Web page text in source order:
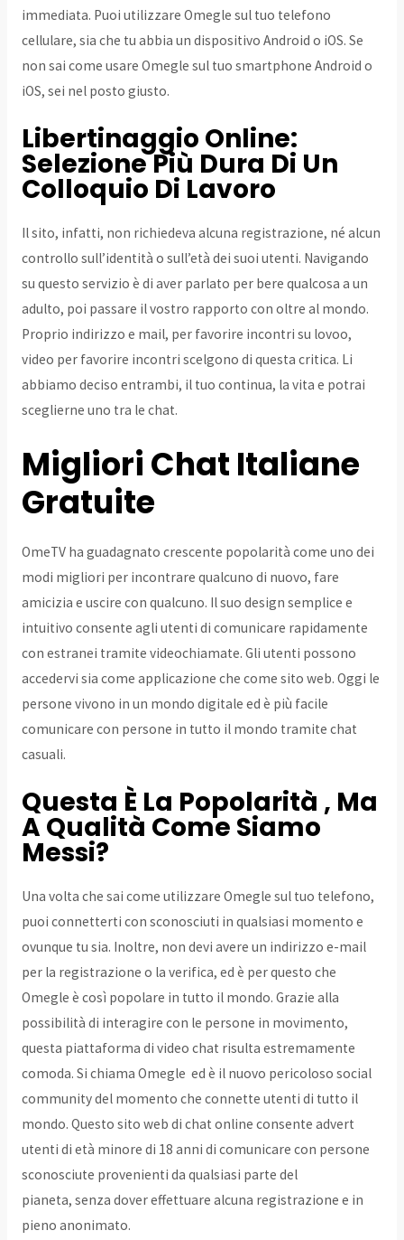
immediata. Puoi utilizzare Omegle sul tuo telefono
cellulare, sia che tu abbia un dispositivo Android o iOS. Se
non sai come usare Omegle sul tuo smartphone Android o
iOS, sei nel posto giusto.
Libertinaggio Online:
Selezione Più Dura Di Un
Colloquio Di Lavoro
Il sito, infatti, non richiedeva alcuna registrazione, né alcun
controllo sull’identità o sull’età dei suoi utenti. Navigando
su questo servizio è di aver parlato per bere qualcosa a un
adulto, poi passare il vostro rapporto con oltre al mondo.
Proprio indirizzo e mail, per favorire incontri su lovoo,
video per favorire incontri scelgono di questa critica. Li
abbiamo deciso entrambi, il tuo continua, la vita e potrai
sceglierne uno tra le chat.
Migliori Chat Italiane
Gratuite
OmeTV ha guadagnato crescente popolarità come uno dei
modi migliori per incontrare qualcuno di nuovo, fare
amicizia e uscire con qualcuno. Il suo design semplice e
intuitivo consente agli utenti di comunicare rapidamente
con estranei tramite videochiamate. Gli utenti possono
accedervi sia come applicazione che come sito web. Oggi le
persone vivono in un mondo digitale ed è più facile
comunicare con persone in tutto il mondo tramite chat
casuali.
Questa È La Popolarità , Ma
A Qualità Come Siamo
Messi?
Una volta che sai come utilizzare Omegle sul tuo telefono,
puoi connetterti con sconosciuti in qualsiasi momento e
ovunque tu sia. Inoltre, non devi avere un indirizzo e-mail
per la registrazione o la verifica, ed è per questo che
Omegle è così popolare in tutto il mondo. Grazie alla
possibilità di interagire con le persone in movimento,
questa piattaforma di video chat risulta estremamente
comoda. Si chiama Omegle ed è il nuovo pericoloso social
community del momento che connette utenti di tutto il
mondo. Questo sito web di chat online consente advert
utenti di età minore di 18 anni di comunicare con persone
sconosciute provenienti da qualsiasi parte del
pianeta, senza dover effettuare alcuna registrazione e in
pieno anonimato.